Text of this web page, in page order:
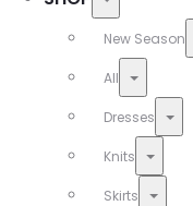
New Season
All Toggle
Dresses
Knits
Skirts